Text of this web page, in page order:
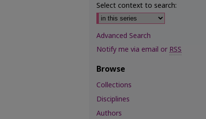
Select context to search:
Advanced Search
Notify me via email orRSS
Browse
Collections
Disciplines
Authors